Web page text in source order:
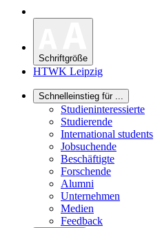
Schriftgröße
HTWK Leipzig
Schnelleinstieg für ...
Studieninteressierte
Studierende
International students
Jobsuchende
Beschäftigte
Forschende
Alumni
Unternehmen
Medien
Feedback